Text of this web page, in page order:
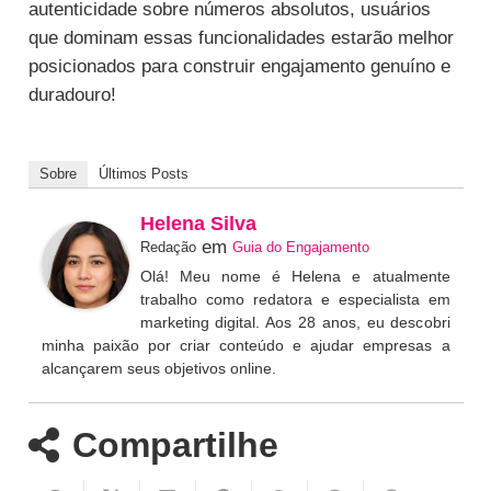
autenticidade sobre números absolutos, usuários
que dominam essas funcionalidades estarão melhor
posicionados para construir engajamento genuíno e
duradouro!
Sobre Últimos Posts
Helena Silva
Redaçãoem Guia do Engajamento
Olá! Meu nome é Helena e atualmente
trabalho como redatora e especialista em
marketing digital. Aos 28 anos, eu descobri
minha paixão por criar conteúdo e ajudar empresas a
alcançarem seus objetivos online.
Compartilhe